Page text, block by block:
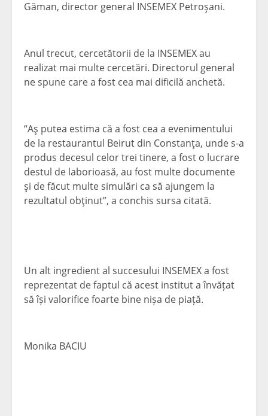
Găman, director general INSEMEX Petroşani.
Anul trecut, cercetătorii de la INSEMEX au
realizat mai multe cercetări. Directorul general
ne spune care a fost cea mai dificilă anchetă.
“Aş putea estima că a fost cea a evenimentului
de la restaurantul Beirut din Constanţa, unde s-a
produs decesul celor trei tinere, a fost o lucrare
destul de laborioasă, au fost multe documente
şi de făcut multe simulări ca să ajungem la
rezultatul obţinut”, a conchis sursa citată.
Un alt ingredient al succesului INSEMEX a fost
reprezentat de faptul că acest institut a învățat
să își valorifice foarte bine nișa de piață.
Monika BACIU